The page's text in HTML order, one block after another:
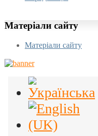
Матеріали сайту
Матеріали сайту